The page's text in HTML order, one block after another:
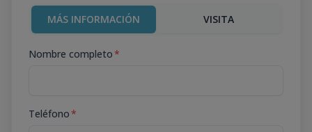
MÁS INFORMACIÓN VISITA
Nombre completo*
Teléfono*